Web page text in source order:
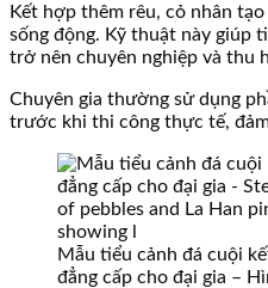
Kết hợp thêm rêu, cỏ nhân
sống động. Kỹ thuật này giúp
trở nên chuyên nghiệp và thu
Chuyên gia thường sử dụng
trước khi thi công thực tế,
Mẫu tiểu cảnh đá cuội
đẳng cấp cho đại gia –